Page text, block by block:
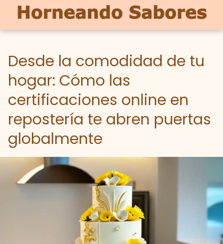
Desde la comodidad de tu
hogar: Cómo las
certificaciones online en
repostería te abren puertas
globalmente